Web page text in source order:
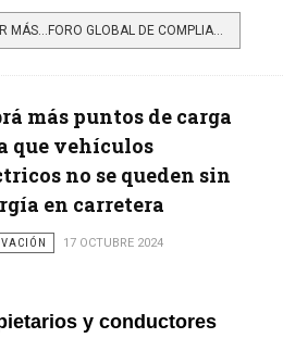
LEER MÁS…FORO GLOBAL DE COMPLIANCE: INNOVACIÓN PARA UN FUTURO SOSTENIBLE
más puntos de carga
que vehículos
no se queden sin
en carretera
17 OCTUBRE 2024
y conductores